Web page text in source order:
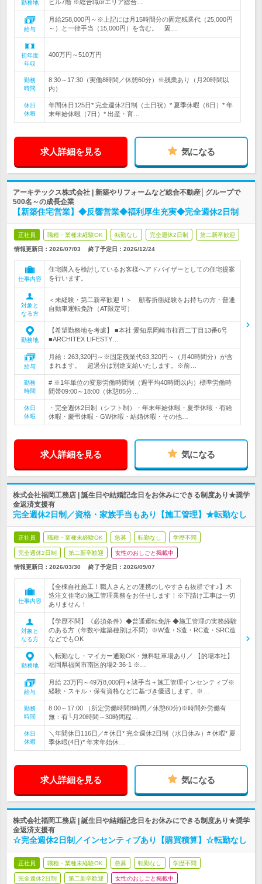
勤務地 ビル7階 ※総合職orエリア総合…
給与
月給258,000円～※上記には月15時間分の固定残業代（25,000円
～）と一律手当（15,000円）を含む。 固…
初年度
年収
400万円～510万円
勤務
時間
8:30～17:30（実働8時間／休憩60分）※残業あり（月20時間以
内）
休日
休暇
年間休日125日* 完全週休2日制（土日祝）* 夏季休暇（6日）* 年
末年始休暇（7日）* 出産・育…
求人詳細を見る 気になる
アーキテックス株式会社 | 新築やリフォームなど総合不動産│グループで
500名～の成長企業
【新築住宅営業】◆反響営業◆福利厚生充実◆完全週休2日制
正社員 職種・業種未経験OK 転勤なし 完全週休2日制 第二新卒歓迎
情報更新日：2026/07/03 終了予定日： 2026/12/24
仕事内容
住宅購入を検討しているお客様へアドバイザーとしての住宅提案
を行います。
対象と
なる方
＜未経験・第二新卒歓迎！＞ 顧客折衝経験をお持ちの方・普通
自動車運転免許（AT限定可）
勤務地
【希望勤務地を考慮】 ■本社 愛知県岡崎市柱西二丁目13番6号
■ARCHITEX LIFESTY…
給与
月給：263,320円～※固定残業代63,320円～（月40時間分）が含
まれます。 超過分は別途支給いたします。※前…
勤務
時間
# ※1年単位の変形労働時間制（週平均40時間以内）標準労働時
間帯09:00～18:00（休憩85分…
休日
休暇
・完全週休2日制（シフト制）・年末年始休暇・夏季休暇・有給
休暇・慶弔休暇・GW休暇・結婚休暇・その他…
求人詳細を見る 気になる
株式会社福岡工務店 | 誕生日や結婚記念日をお休みにできる制度あり★奨学
金返済支援有
完全週休2日制／資格・家族手当もあり【施工管理】★転勤なし
正社員 職種・業種未経験OK 急募 転勤なし 学歴不問
完全週休2日制 第二新卒歓迎 女性のおしごと掲載中
情報更新日：2026/03/30 終了予定日： 2026/09/07
仕事内容
【全棟自社施工！職人さんとの連携のしやすさも抜群です♪】木
造注文住宅の施工管理業務をお任せします！※下請け工事は一切
ありません！
対象と
なる方
【学歴不問】《必須条件》◆普通運転免許 ◆施工管理の実務経験
のある方（年数や建築種別は不問）※W造・S造・RC造・SRC造
などでもOK
勤務地
＼転勤なし・マイカー通勤OK・無料駐車場あり／ 【的場本社】
福岡県福岡市南区的場2-36-1 ※…
給与
月給 23万円～49万8,000円＋諸手当＋施工管理インセンティブ※
経験・スキル・保有資格などに基づき優遇します。※…
勤務
時間
8:00～17:00 （所定労働時間8時間／休憩60分)※時間外労働有
無：有└月20時間～30時間程…
休日
休暇
＼年間休日116日／# 休日* 完全週休2日制（水日休み）# 休暇* 夏
季休暇(4日)* 年末年始休…
求人詳細を見る 気になる
株式会社福岡工務店 | 誕生日や結婚記念日をお休みにできる制度あり★奨学
金返済支援有
☆完全週休2日制／インセンティブあり【購買積算】☆転勤なし
正社員 職種・業種未経験OK 急募 転勤なし 学歴不問
完全週休2日制 第二新卒歓迎 女性のおしごと掲載中